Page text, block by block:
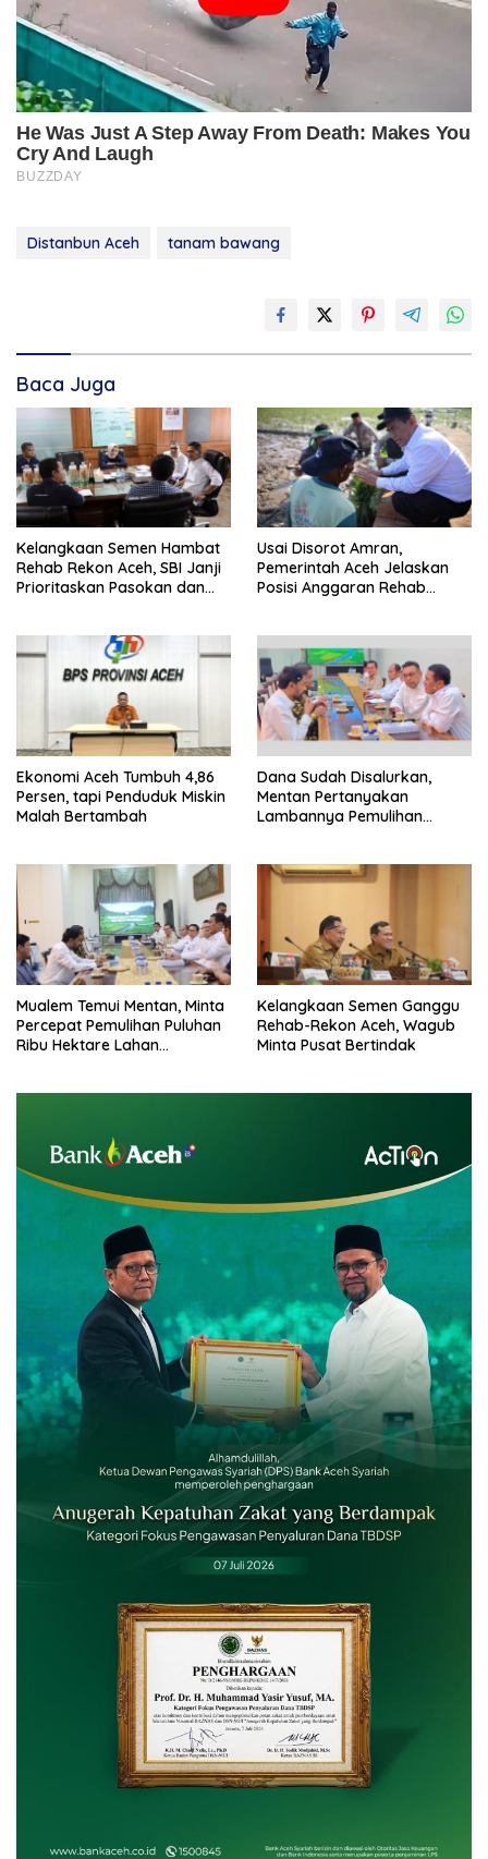
Distanbun Aceh tanam bawang
Baca Juga
Kelangkaan Semen Hambat
Rehab Rekon Aceh, SBI Janji
Prioritaskan Pasokan dan
Usai Disorot Amran,
Pemerintah Aceh Jelaskan
Posisi Anggaran Rehab
Ekonomi Aceh Tumbuh 4,86
Persen, tapi Penduduk Miskin
Malah Bertambah
Dana Sudah Disalurkan,
Mentan Pertanyakan
Lambannya Pemulihan
Mualem Temui Mentan, Minta
Percepat Pemulihan Puluhan
Ribu Hektare Lahan
Kelangkaan Semen Ganggu
Rehab-Rekon Aceh, Wagub
Minta Pusat Bertindak